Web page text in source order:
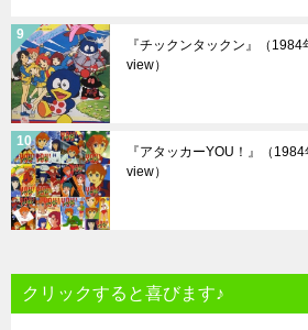
『チックンタックン』（1984
view）
『アタッカーYOU！』（
view）
クリックすると喜びます♪